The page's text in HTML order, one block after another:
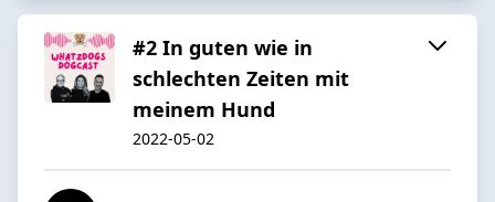
#2 In guten wie in
schlechten Zeiten mit
meinem Hund
2022-05-02